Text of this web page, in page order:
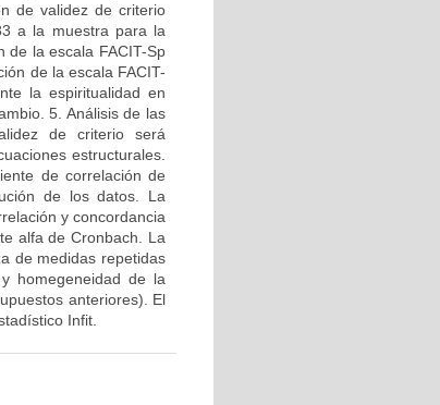
de validez de criterio
a la muestra para la
de la escala FACIT-Sp
de la escala FACIT-
la espiritualidad en
5. Análisis de las
de criterio será
estructurales.
de correlación de
de los datos. La
y concordancia
alfa de Cronbach. La
de medidas repetidas
homegeneidad de la
anteriores). El
Infit.